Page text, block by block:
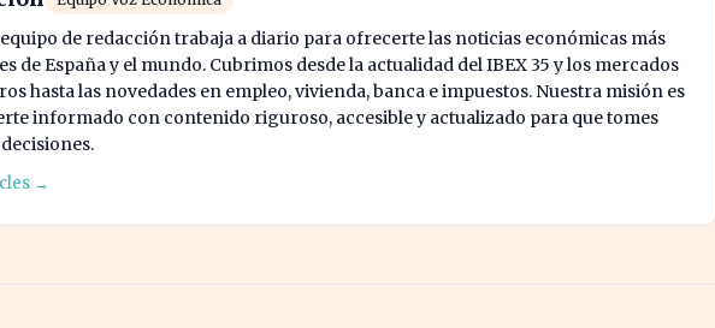
de redacción trabaja a diario para ofrecerte las noticias económicas más
de España y el mundo. Cubrimos desde la actualidad del IBEX 35 y los mercados
hasta las novedades en empleo, vivienda, banca e impuestos. Nuestra misión es
informado con contenido riguroso, accesible y actualizado para que tomes
→